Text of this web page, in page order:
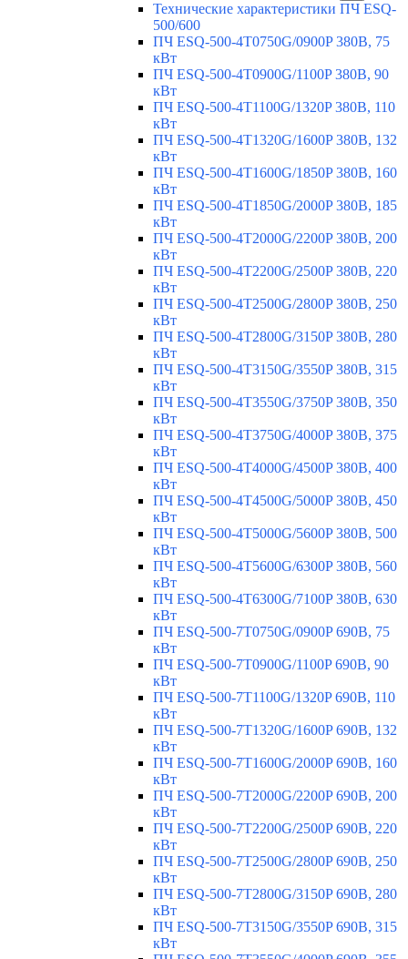
Технические характеристики ПЧ ESQ-
500/600
ПЧ ESQ-500-4T0750G/0900P 380В, 75
кВт
ПЧ ESQ-500-4T0900G/1100P 380В, 90
кВт
ПЧ ESQ-500-4T1100G/1320P 380В, 110
кВт
ПЧ ESQ-500-4T1320G/1600P 380В, 132
кВт
ПЧ ESQ-500-4T1600G/1850P 380В, 160
кВт
ПЧ ESQ-500-4T1850G/2000P 380В, 185
кВт
ПЧ ESQ-500-4T2000G/2200P 380В, 200
кВт
ПЧ ESQ-500-4T2200G/2500P 380В, 220
кВт
ПЧ ESQ-500-4T2500G/2800P 380В, 250
кВт
ПЧ ESQ-500-4T2800G/3150P 380В, 280
кВт
ПЧ ESQ-500-4T3150G/3550P 380В, 315
кВт
ПЧ ESQ-500-4T3550G/3750P 380В, 350
кВт
ПЧ ESQ-500-4T3750G/4000P 380В, 375
кВт
ПЧ ESQ-500-4T4000G/4500P 380В, 400
кВт
ПЧ ESQ-500-4T4500G/5000P 380В, 450
кВт
ПЧ ESQ-500-4T5000G/5600P 380В, 500
кВт
ПЧ ESQ-500-4T5600G/6300P 380В, 560
кВт
ПЧ ESQ-500-4T6300G/7100P 380В, 630
кВт
ПЧ ESQ-500-7T0750G/0900P 690В, 75
кВт
ПЧ ESQ-500-7T0900G/1100P 690В, 90
кВт
ПЧ ESQ-500-7T1100G/1320P 690В, 110
кВт
ПЧ ESQ-500-7T1320G/1600P 690В, 132
кВт
ПЧ ESQ-500-7T1600G/2000P 690В, 160
кВт
ПЧ ESQ-500-7T2000G/2200P 690В, 200
кВт
ПЧ ESQ-500-7T2200G/2500P 690В, 220
кВт
ПЧ ESQ-500-7T2500G/2800P 690В, 250
кВт
ПЧ ESQ-500-7T2800G/3150P 690В, 280
кВт
ПЧ ESQ-500-7T3150G/3550P 690В, 315
кВт